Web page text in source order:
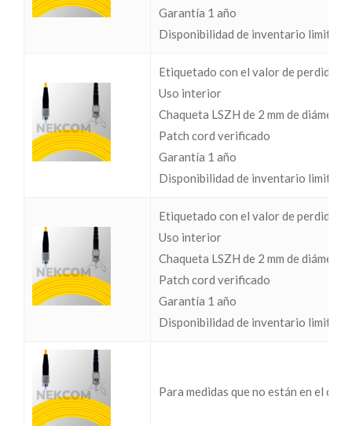
Garantía 1 año
Disponibilidad de inventario limitada
Etiquetado con el valor de perdidas
Uso interior
Chaqueta LSZH de 2 mm de diámetro
Patch cord verificado
Garantía 1 año
Disponibilidad de inventario limitada
Etiquetado con el valor de perdidas
Uso interior
Chaqueta LSZH de 2 mm de diámetro
Patch cord verificado
Garantía 1 año
Disponibilidad de inventario limitada
Para medidas que no están en el